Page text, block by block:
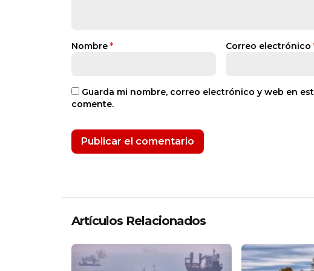
Nombre * Correo electrónico
Guarda mi nombre, correo electrónico y web en
comente.
Artículos Relacionados